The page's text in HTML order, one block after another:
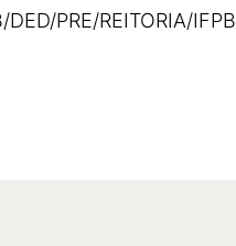
PRE/REITORIA/IFPB